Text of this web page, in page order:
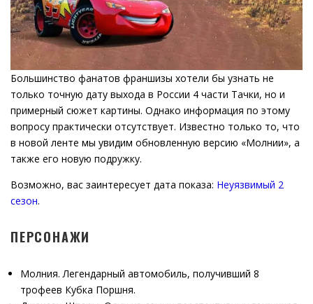
Большинство фанатов франшизы хотели бы узнать не
только точную дату выхода в России 4 части Тачки, но и
примерный сюжет картины. Однако информация по этому
вопросу практически отсутствует. Известно только то, что
в новой ленте мы увидим обновленную версию «Молнии», а
также его новую подружку.
Возможно, вас заинтересует дата показа: Неуязвимый 2
сезон.
ПЕРСОНАЖИ
Молния. Легендарный автомобиль, получивший 8
трофеев Кубка Поршня.